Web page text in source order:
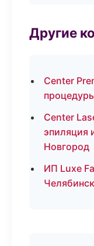
Другие
Center
Center
эпиляция
Новгород
ИП Luxe
Челябинск